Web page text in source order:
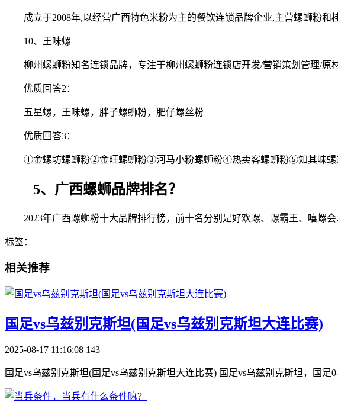
成立于2008年,以经营广西特色米粉为主的餐饮连锁品牌企业,主营螺蛳粉和
10、王味螺
柳州螺蛳粉知名连锁品牌，专注于柳州螺蛳粉连锁店开发/营销策划管理/原
优质回答2：
五星螺，王味螺，胖子螺蛳粉，肥仔螺丝粉
优质回答3：
①金螺坊螺蛳粉②金旺螺蛳粉③河马小粉螺蛳粉④热卖客螺蛳粉⑤知其味
5、广西螺蛳品牌排名？
2023年广西螺蛳粉十大品牌排行榜，前十名分别是好欢螺、螺霸王、嘻螺
标签：
相关推荐
​国足vs乌兹别克斯坦(国足vs乌兹别克斯坦大连比赛)
2025-08-17 11:16:08 143
国足vs乌兹别克斯坦(国足vs乌兹别克斯坦大连比赛) 国足vs乌兹别克斯坦，国